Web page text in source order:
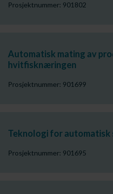
Prosjektnummer: 901802
Automatisk mating av
hvitfisknæringen
Prosjektnummer: 901699
Teknologi for
Prosjektnummer: 901695